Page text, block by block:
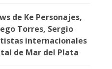
de Ke Personajes,
Torres, Sergio
internacionales
de Mar del Plata